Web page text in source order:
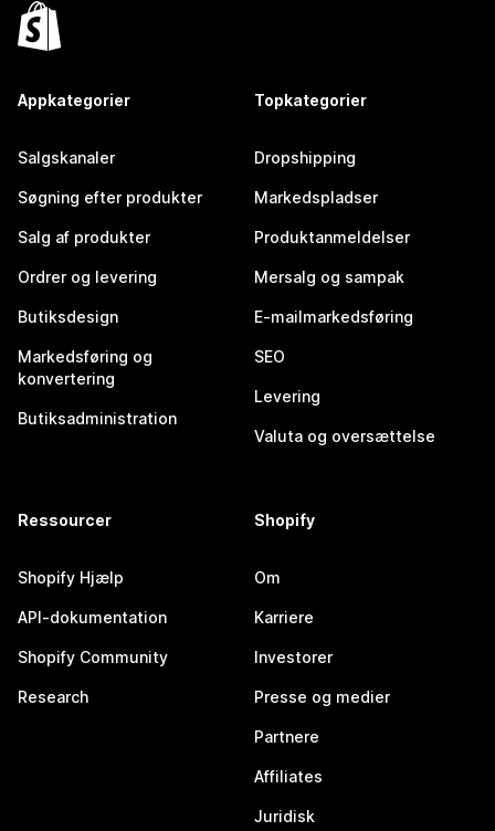
Appkategorier
Salgskanaler
Søgning efter produkter
Salg af produkter
Ordrer og levering
Butiksdesign
Markedsføring og
konvertering
Butiksadministration
Topkategorier
Dropshipping
Markedspladser
Produktanmeldelser
Mersalg og sampak
E-mailmarkedsføring
SEO
Levering
Valuta og oversættelse
Ressourcer
Shopify Hjælp
API-dokumentation
Shopify Community
Research
Shopify
Om
Karriere
Investorer
Presse og medier
Partnere
Affiliates
Juridisk